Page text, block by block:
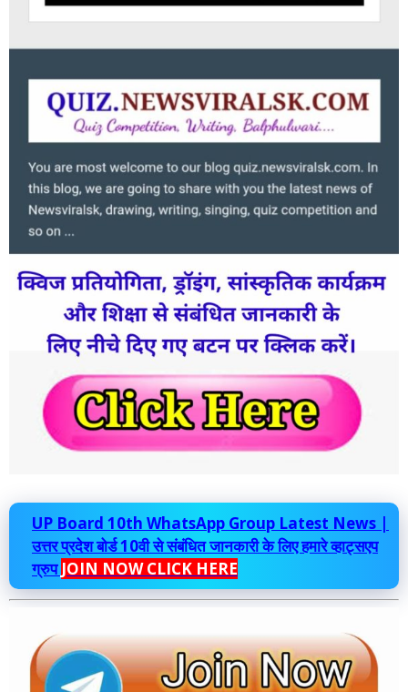
UP Board 10th WhatsApp Group Latest News |
उत्तर प्रदेश बोर्ड 10वी से संबंधित जानकारी के लिए हमारे व्हाट्सएप
ग्रुप JOIN NOW CLICK HERE